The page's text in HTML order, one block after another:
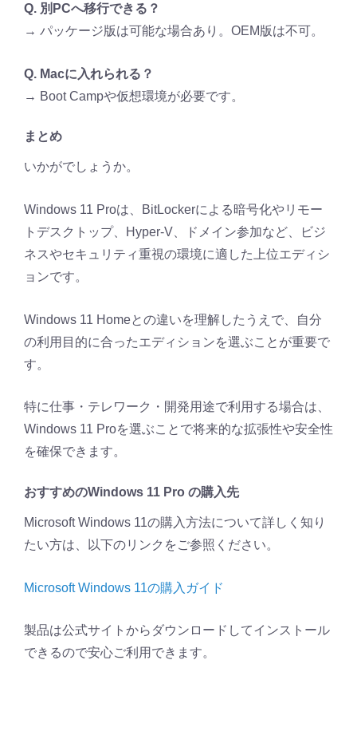
Q. 別PCへ移行できる？
→ パッケージ版は可能な場合あり。OEM版は不可。
Q. Macに入れられる？
→ Boot Campや仮想環境が必要です。
まとめ
いかがでしょうか。
Windows 11 Proは、BitLockerによる暗号化やリモー
トデスクトップ、Hyper-V、ドメイン参加など、ビジ
ネスやセキュリティ重視の環境に適した上位エディシ
ョンです。
Windows 11 Homeとの違いを理解したうえで、自分
の利用目的に合ったエディションを選ぶことが重要で
す。
特に仕事・テレワーク・開発用途で利用する場合は、
Windows 11 Proを選ぶことで将来的な拡張性や安全性
を確保できます。
おすすめのWindows 11 Pro の購入先
Microsoft Windows 11の購入方法について詳しく知り
たい方は、以下のリンクをご参照ください。
Microsoft Windows 11の購入ガイド
製品は公式サイトからダウンロードしてインストール
できるので安心ご利用できます。